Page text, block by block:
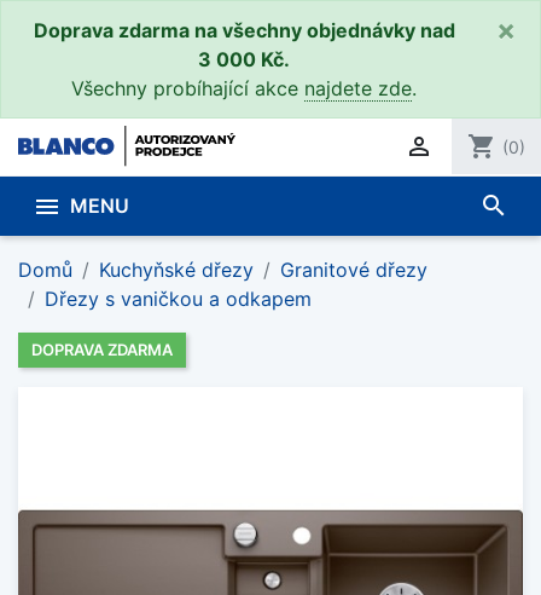
Doprava zdarma na všechny objednávky nad
3 000 Kč.
Všechny probíhající akce najdete zde.
×
 shopping_cart (0)
 MENU search
Domů Kuchyňské dřezy
Granitové dřezy
Dřezy s vaničkou a odkapem
DOPRAVA ZDARMA